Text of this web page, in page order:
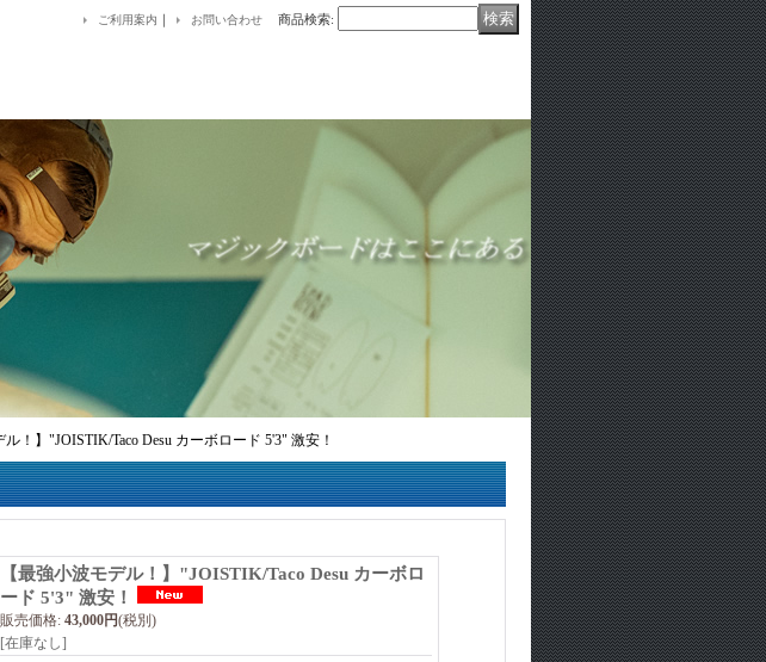
ご利用案内 ｜ お問い合わせ 商品検索:
ル！】"JOISTIK/Taco Desu カーボロード 5'3" 激安！
【最強小波モデル！】"JOISTIK/Taco Desu カーボロ
ード 5'3" 激安！
販売価格: 43,000円(税別)
[在庫なし]